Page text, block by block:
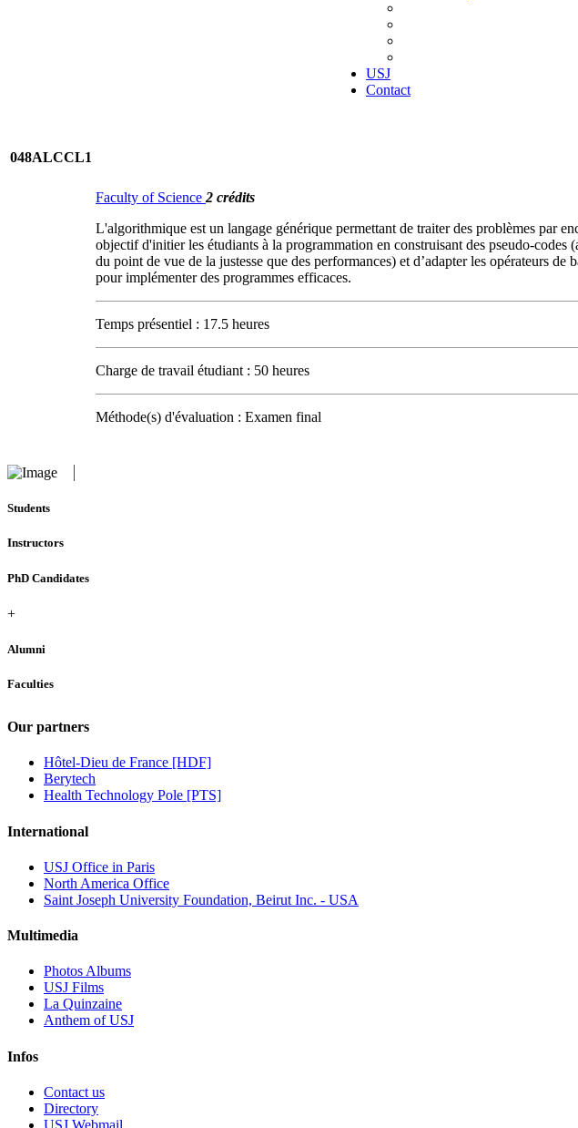
USJ
Contact
048ALCCL1
Faculty of Science 2 crédits
L'algorithmique est un langage générique permettant de traiter des problèmes par
objectif d'initier les étudiants à la programmation en construisant des pseudo-codes
du point de vue de la justesse que des performances) et d’adapter les opérateurs
pour implémenter des programmes efficaces.
Temps présentiel : 17.5 heures
Charge de travail étudiant : 50 heures
Méthode(s) d'évaluation : Examen final
Students
Instructors
PhD Candidates
+
Alumni
Faculties
Our partners
Hôtel-Dieu de France [HDF]
Berytech
Health Technology Pole [PTS]
International
USJ Office in Paris
North America Office
Saint Joseph University Foundation, Beirut Inc. - USA
Multimedia
Photos Albums
USJ Films
La Quinzaine
Anthem of USJ
Infos
Contact us
Directory
USJ Webmail